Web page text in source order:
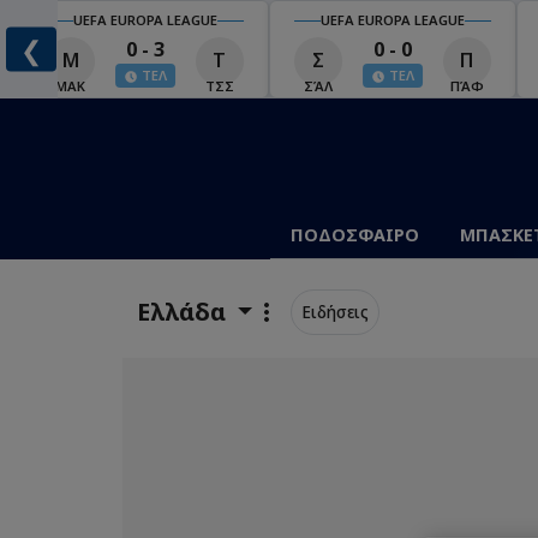
❮
UEFA EUROPA LEAGUE
Μ
ΜΑΚ
0 - 3
ΤΕΛ
Τ
ΤΣΣ
UEFA EUROPA LEAGUE
Σ
ΣΆΛ
0 - 0
ΤΕΛ
Π
ΠΆΦ
ΠΟΔΟΣΦΑΙΡΟ
Ελλάδα Ειδήσεις